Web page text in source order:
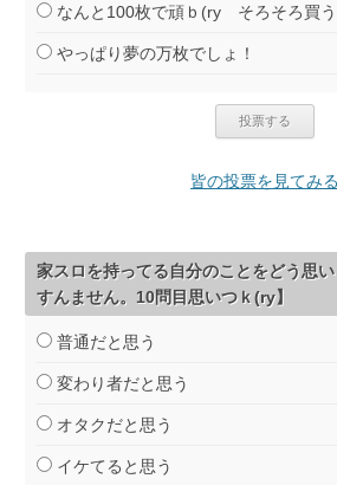
なんと100枚で頑ｂ(ry そろそろ買
やっぱり夢の万枚でしょ！
皆の投票を見てみる
家スロを持ってる自分のことをどう思
すんません。10問目思いつｋ(ry】
普通だと思う
変わり者だと思う
オタクだと思う
イケてると思う